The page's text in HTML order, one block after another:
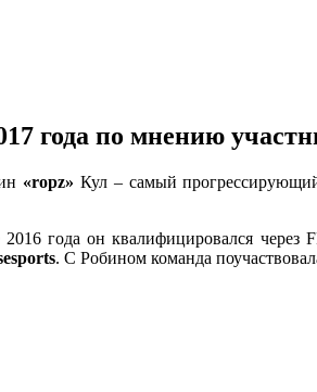
года по мнению
«ropz» Кул – самый
года он квалифицировался
. С Робином команда